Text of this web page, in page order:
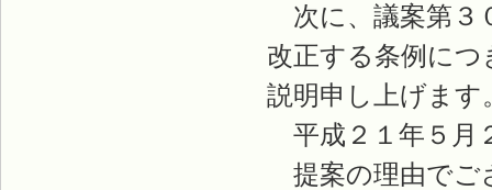
次に、議案第３
改正する条例に
説明申し上げます
平成２１年５月
提案の理由でご